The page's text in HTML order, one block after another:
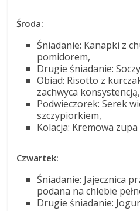
Środa:
Śniadanie: Kanapki z
pomidorem,
Drugie śniadanie:
Obiad: Risotto z
zachwyca konsystencją,
Podwieczorek: Serek
szczypiorkiem,
Kolacja: Kremowa
Czwartek:
Śniadanie: Jajecznica
podana na chlebie
Drugie śniadanie: